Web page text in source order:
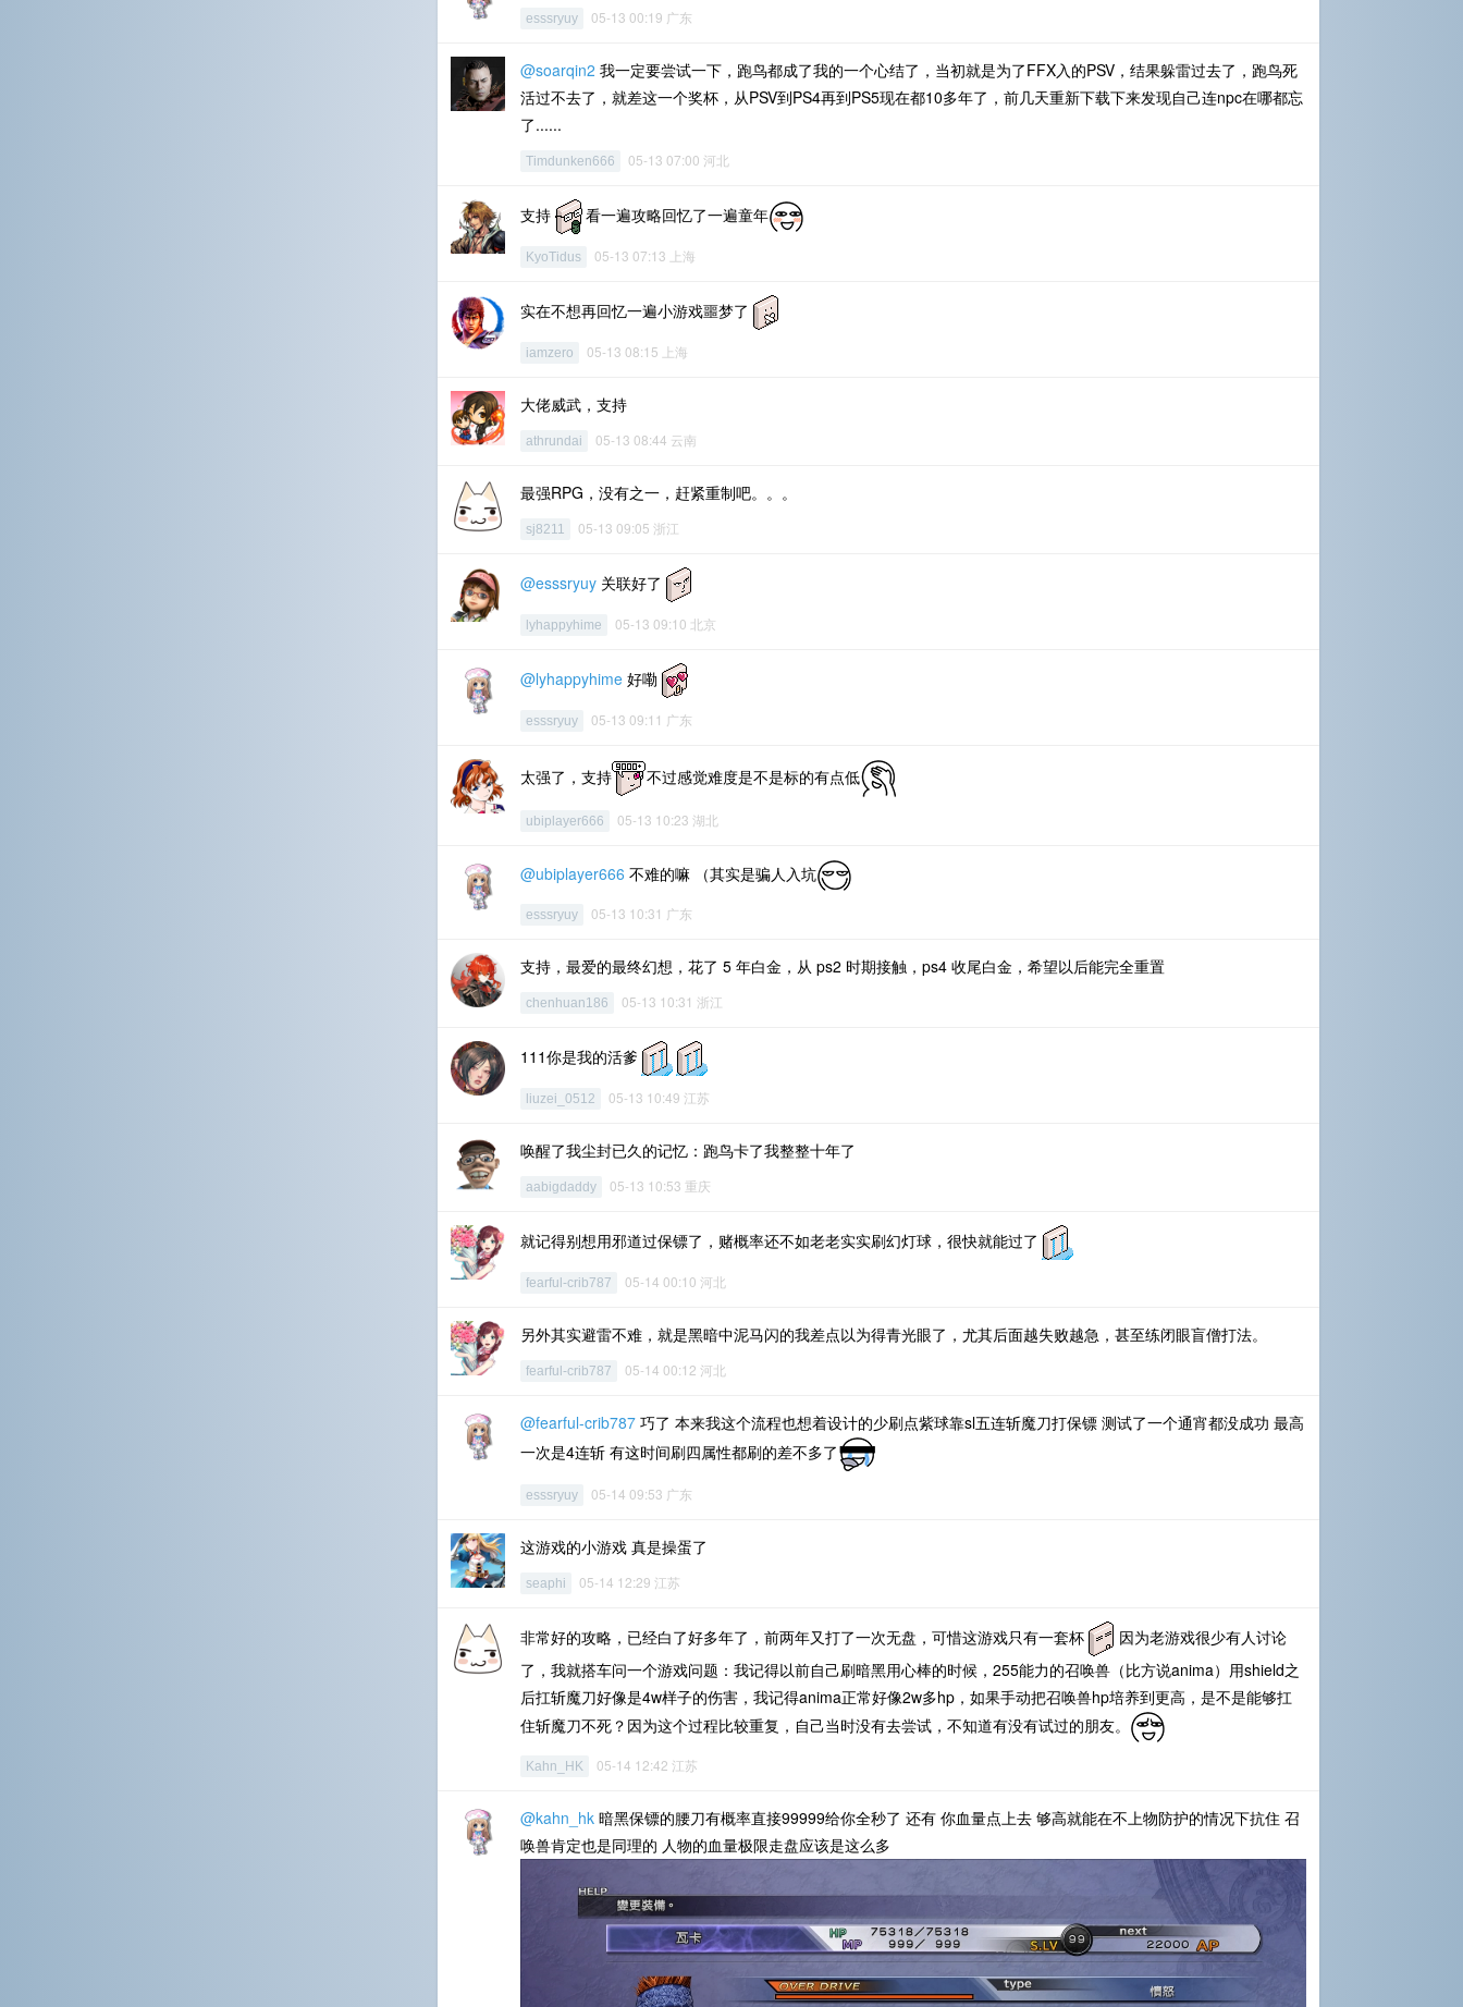
esssryuy 05-13 00:19 广东
@soarqin2 我一定要尝试一下，跑鸟都成了我的一个心结了，当初就是为了FFX入的PSV，结果躲雷过去了，跑鸟死
活过不去了，就差这一个奖杯，从PSV到PS4再到PS5现在都10多年了，前几天重新下载下来发现自己连npc在哪都忘
了......
Timdunken666 05-13 07:00 河北
支持 看一遍攻略回忆了一遍童年
KyoTidus 05-13 07:13 上海
实在不想再回忆一遍小游戏噩梦了
iamzero 05-13 08:15 上海
大佬威武，支持
athrundai 05-13 08:44 云南
最强RPG，没有之一，赶紧重制吧。。。
sj8211 05-13 09:05 浙江
@esssryuy 关联好了
lyhappyhime 05-13 09:10 北京
@lyhappyhime 好嘞
esssryuy 05-13 09:11 广东
太强了，支持 不过感觉难度是不是标的有点低
ubiplayer666 05-13 10:23 湖北
@ubiplayer666 不难的嘛 （其实是骗人入坑
esssryuy 05-13 10:31 广东
支持，最爱的最终幻想，花了 5 年白金，从 ps2 时期接触，ps4 收尾白金，希望以后能完全重置
chenhuan186 05-13 10:31 浙江
111你是我的活爹
liuzei_0512 05-13 10:49 江苏
唤醒了我尘封已久的记忆：跑鸟卡了我整整十年了
aabigdaddy 05-13 10:53 重庆
就记得别想用邪道过保镖了，赌概率还不如老老实实刷幻灯球，很快就能过了
fearful-crib787 05-14 00:10 河北
另外其实避雷不难，就是黑暗中泥马闪的我差点以为得青光眼了，尤其后面越失败越急，甚至练闭眼盲僧打法。
fearful-crib787 05-14 00:12 河北
@fearful-crib787 巧了 本来我这个流程也想着设计的少刷点紫球靠sl五连斩魔刀打保镖 测试了一个通宵都没成功 最高
一次是4连斩 有这时间刷四属性都刷的差不多了
esssryuy 05-14 09:53 广东
这游戏的小游戏 真是操蛋了
seaphi 05-14 12:29 江苏
非常好的攻略，已经白了好多年了，前两年又打了一次无盘，可惜这游戏只有一套杯
因为老游戏很少有人讨论
了，我就搭车问一个游戏问题：我记得以前自己刷暗黑用心棒的时候，255能力的召唤兽（比方说anima）用shield之
后扛斩魔刀好像是4w样子的伤害，我记得anima正常好像2w多hp，如果手动把召唤兽hp培养到更高，是不是能够扛
住斩魔刀不死？因为这个过程比较重复，自己当时没有去尝试，不知道有没有试过的朋友。
Kahn_HK 05-14 12:42 江苏
@kahn_hk 暗黑保镖的腰刀有概率直接99999给你全秒了 还有 你血量点上去 够高就能在不上物防护的情况下抗住 召
唤兽肯定也是同理的 人物的血量极限走盘应该是这么多